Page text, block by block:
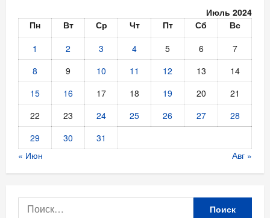
появится
двор-
парк
шестью
водными
объектами
и
собственным
прогулочным
бульваром
Июль 2024
Пн
Вт Ср Чт Пт Сб
Вс
1
2 3 4 5 6
7
8
9 10 11 12 13
14
15
16 17 18 19 20
21
22
23 24 25 26 27
28
29
30
31
« Июн
Авг »
Найти: